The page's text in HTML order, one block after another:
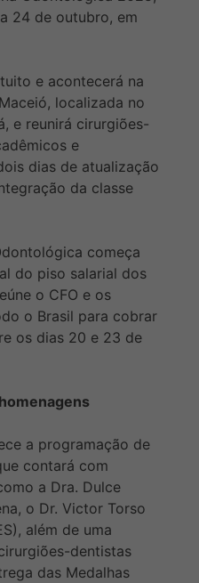
24 de outubro, em
e acontecerá na
localizada no
e reunirá cirurgiões-
e
dias de atualização
da classe
começa
do piso salarial dos
o CFO e os
o Brasil para cobrar
os dias 20 e 23 de
a programação de
contará com
a Dra. Dulce
o Dr. Victor Torso
além de uma
dentistas
das Medalhas